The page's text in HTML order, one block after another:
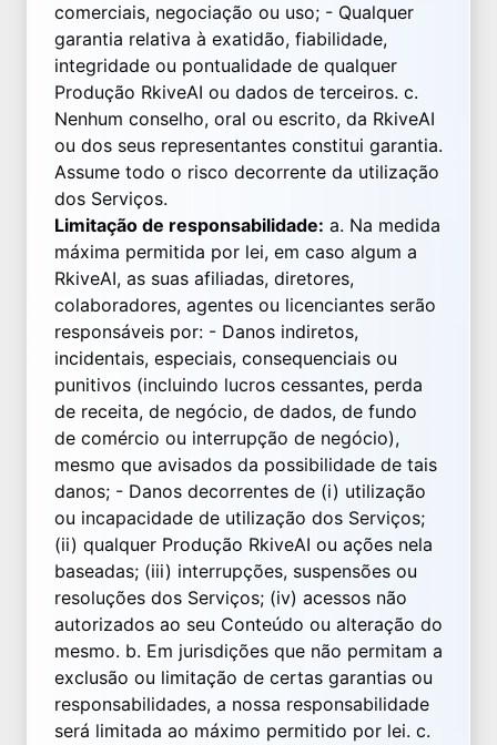
comerciais, negociação ou uso; - Qualquer
garantia relativa à exatidão, fiabilidade,
integridade ou pontualidade de qualquer
Produção RkiveAI ou dados de terceiros. c.
Nenhum conselho, oral ou escrito, da RkiveAI
ou dos seus representantes constitui garantia.
Assume todo o risco decorrente da utilização
dos Serviços.
Limitação de responsabilidade: a. Na medida
máxima permitida por lei, em caso algum a
RkiveAI, as suas afiliadas, diretores,
colaboradores, agentes ou licenciantes serão
responsáveis por: - Danos indiretos,
incidentais, especiais, consequenciais ou
punitivos (incluindo lucros cessantes, perda
de receita, de negócio, de dados, de fundo
de comércio ou interrupção de negócio),
mesmo que avisados da possibilidade de tais
danos; - Danos decorrentes de (i) utilização
ou incapacidade de utilização dos Serviços;
(ii) qualquer Produção RkiveAI ou ações nela
baseadas; (iii) interrupções, suspensões ou
resoluções dos Serviços; (iv) acessos não
autorizados ao seu Conteúdo ou alteração do
mesmo. b. Em jurisdições que não permitam a
exclusão ou limitação de certas garantias ou
responsabilidades, a nossa responsabilidade
será limitada ao máximo permitido por lei. c.